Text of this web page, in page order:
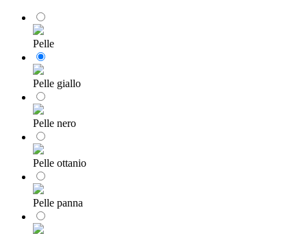
Pelle
Pelle giallo
Pelle nero
Pelle ottanio
Pelle panna